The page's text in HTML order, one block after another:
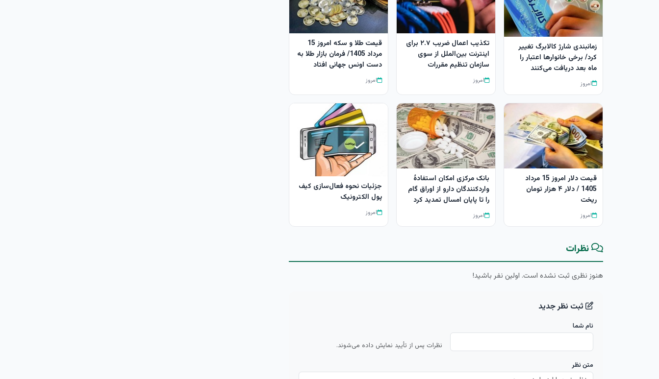
زمانبندی شارژ کالابرگ تغییر
کرد/ برخی خانوارها اعتبار را
ماه بعد دریافت می‌کنند
امروز
تکذیب اعمال ضریب ۲.۷ برای
اینترنت بین‌الملل از سوی
سازمان تنظیم مقررات
امروز
قیمت طلا و سکه امروز 15
مرداد 1405/ فرمان بازار طلا به
دست اونس جهانی افتاد
امروز
قیمت دلار امروز 15 مرداد
1405 / دلار ۴ هزار تومان
ریخت
امروز
بانک مرکزی امکان استفادۀ
واردکنندگان دارو از اوراق گام
را تا پایان امسال تمدید کرد
امروز
جزئیات نحوه فعال‌سازی کیف
پول الکترونیک
امروز
نظرات
هنوز نظری ثبت نشده است. اولین نفر باشید!
ثبت نظر جدید
نام شما
نظرات پس از تأیید نمایش داده می‌شوند.
متن نظر